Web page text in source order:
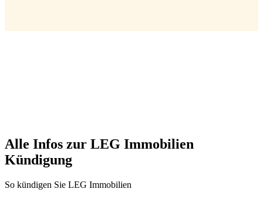
Alle Infos zur LEG Immobilien
Kündigung
So kündigen Sie LEG Immobilien